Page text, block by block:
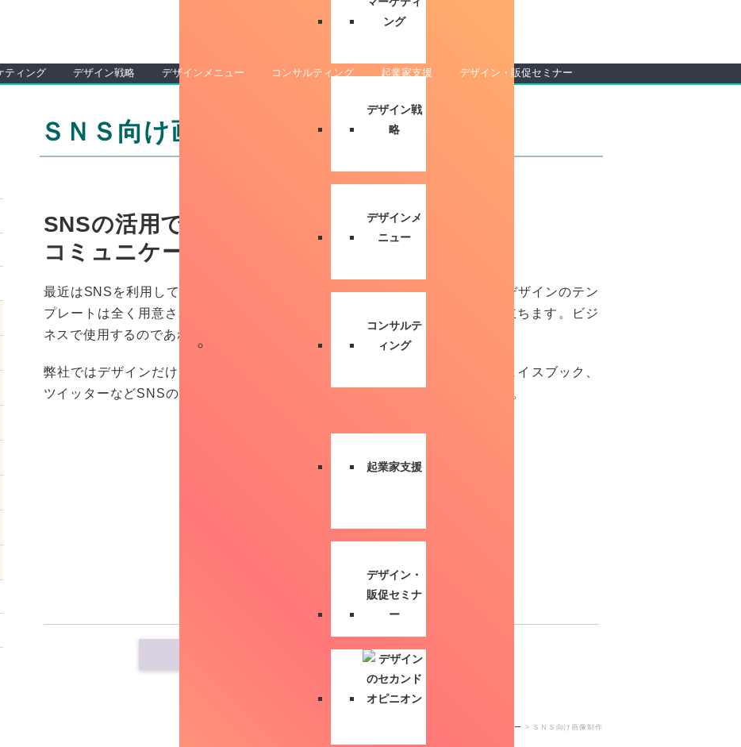
ング
デザイン戦
略
デザインメ
ニュー
コンサルテ
ィング
起業家支援
デザイン・
販促セミナ
ー
ティング デザイン戦略 デザインメニュー コンサルティング 起業家支援 デザイン・販促セミナー
ＳＮＳ向け画像制作
SNSの活用でお客様との
コミュニケーションを深める
最近はSNSを利用している方が爆発的に増えています。フェイスブックではデザインのテン
プレートは全く用意されておらず、手作り感いっぱいのひどいデザインが目立ちます。ビジ
ネスで使用するのであればやはりブログ同様、差別化する必要があります。
弊社ではデザインだけではなく、ホームページ（Webサイト）、ブログ、フェイスブック、
ツイッターなどSNSのビジネスの活用の仕方もアドバイスさせていただきます。
その他のWebデザイン
バナー広告
デザインメニュー > ＳＮＳ向け画像制作